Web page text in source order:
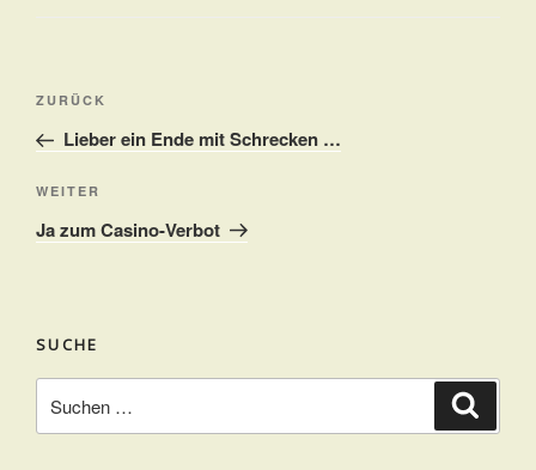
Beitragsnavigation
Vorheriger
Beitrag
ZURÜCK
Lieber ein Ende mit Schrecken …
Nächster
Beitrag
WEITER
Ja zum Casino-Verbot
SUCHE
nach: